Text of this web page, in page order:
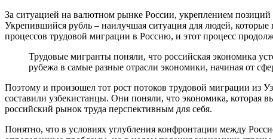
За ситуацией на валютном рынке России, укреплением позиций
Укрепившийся рубль – наилучшая ситуация для людей,
процессов трудовой миграции в Россию, и этот процесс
Трудовые мигранты поняли, что российская экономика
рубежа в самые разные отрасли экономики, начиная от
Поэтому и произошел тот рост потоков трудовой миграции из
составили узбекистанцы. Они поняли, что экономика, которая
российский рынок труда перспективным для себя.
Понятно, что в условиях углубления конфронтации между